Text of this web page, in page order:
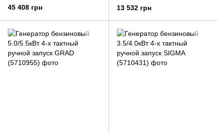
электрозапуск SIGMA
(5710491)
45 408 грн
запуск GRAD (5710915)
13 532 грн